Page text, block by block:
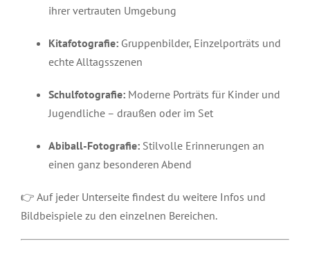
ihrer vertrauten Umgebung
Kitafotografie:Gruppenbilder, Einzelporträts und
echte Alltagsszenen
Schulfotografie:Moderne Porträts für Kinder und
Jugendliche – draußen oder im Set
Abiball-Fotografie:Stilvolle Erinnerungen an
einen ganz besonderen Abend
👉 Auf jeder Unterseite findest du weitere Infos und
Bildbeispiele zu den einzelnen Bereichen.